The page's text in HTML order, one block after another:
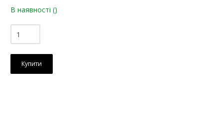
В наявності ()
Купити